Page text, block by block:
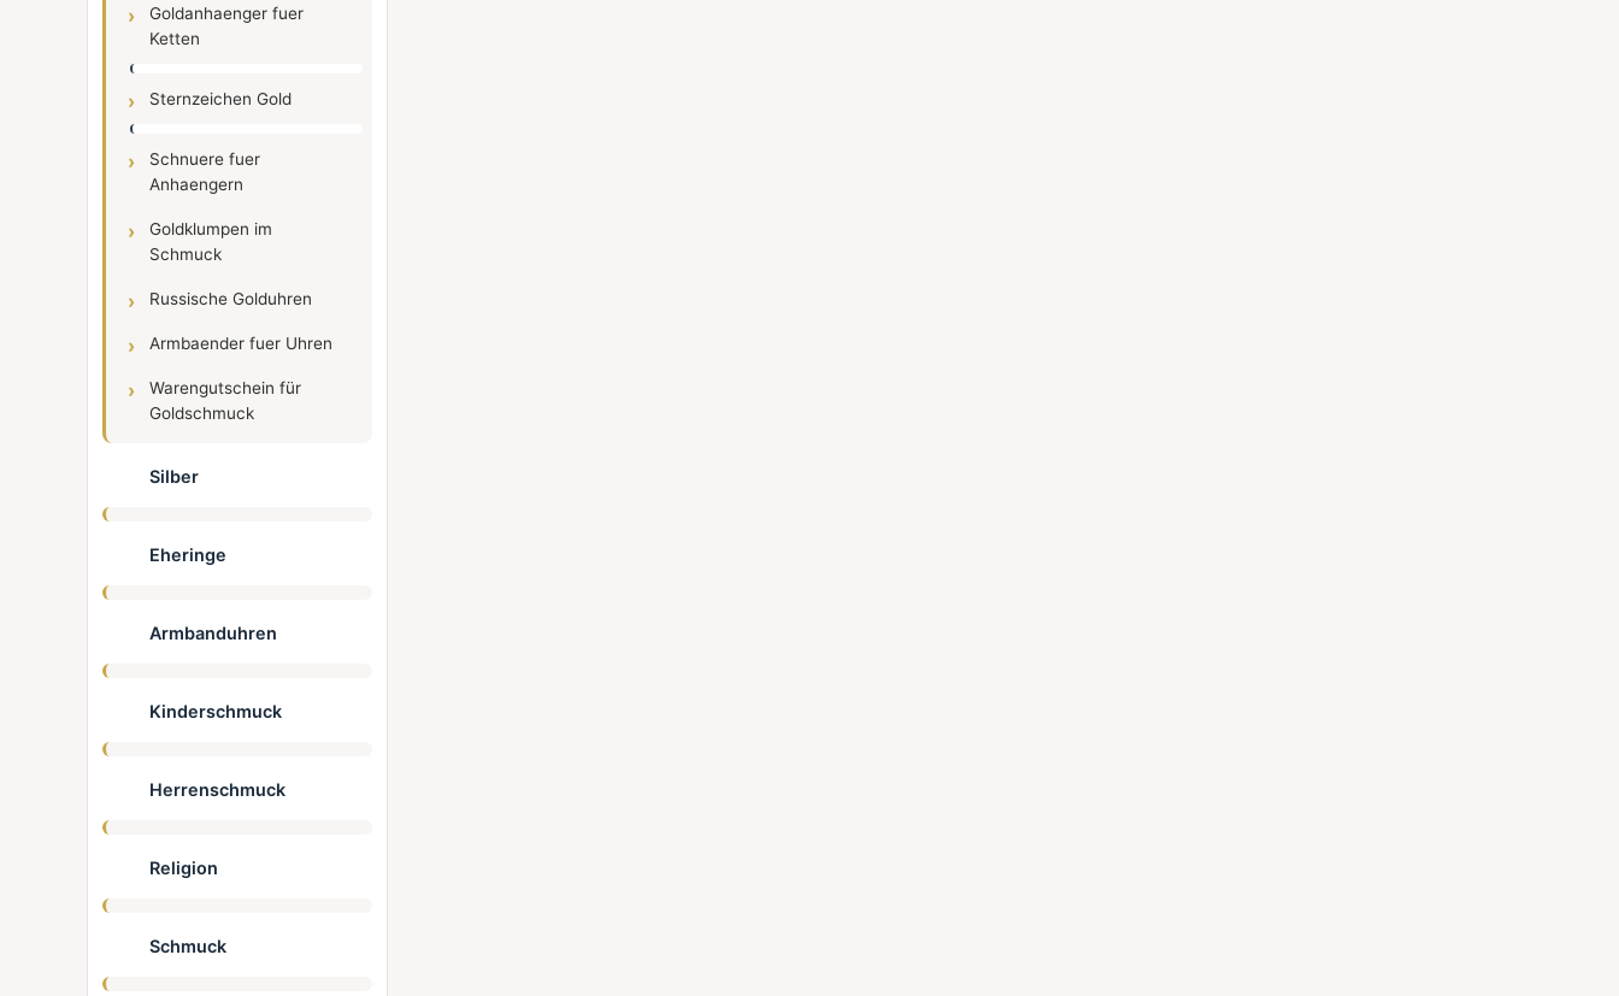
Goldanhaenger fuer
Ketten
Sternzeichen Gold
Schnuere fuer
Anhaengern
Goldklumpen im
Schmuck
Russische Golduhren
Armbaender fuer Uhren
Warengutschein für
Goldschmuck
Silber
Eheringe
Armbanduhren
Kinderschmuck
Herrenschmuck
Religion
Schmuck